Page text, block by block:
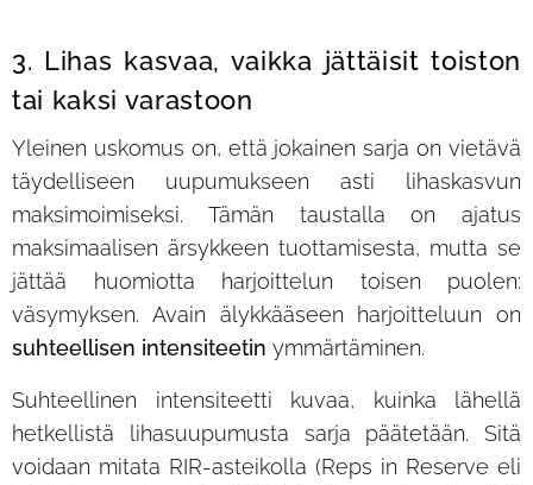
3. Lihas kasvaa, vaikka jättäisit toiston
tai kaksi varastoon
Yleinen uskomus on, että jokainen sarja on vietävä
täydelliseen uupumukseen asti lihaskasvun
maksimoimiseksi. Tämän taustalla on ajatus
maksimaalisen ärsykkeen tuottamisesta, mutta se
jättää huomiotta harjoittelun toisen puolen:
väsymyksen. Avain älykkääseen harjoitteluun on
suhteellisen intensiteetin ymmärtäminen.
Suhteellinen intensiteetti kuvaa, kuinka lähellä
hetkellistä lihasuupumusta sarja päätetään. Sitä
voidaan mitata RIR-asteikolla (Reps in Reserve eli